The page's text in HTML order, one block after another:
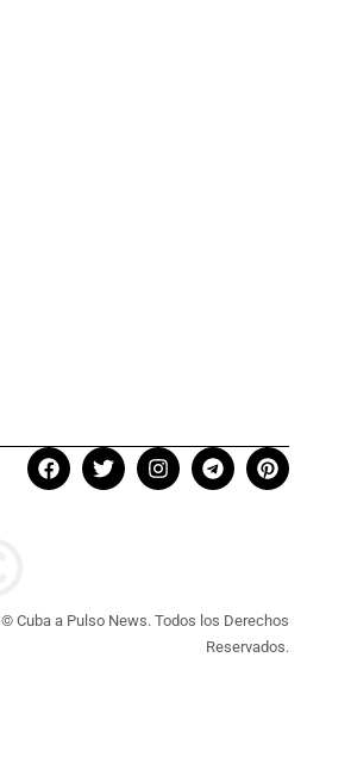
© Cuba a Pulso News. Todos los Derechos
Reservados.